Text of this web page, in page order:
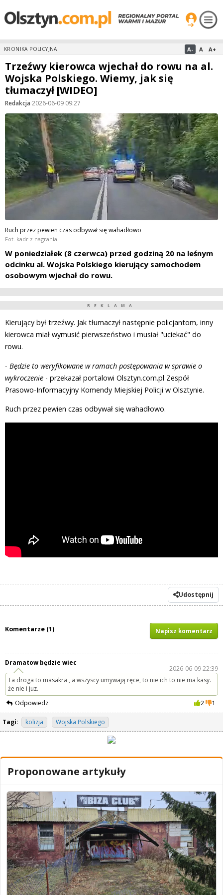
KRONIKA POLICYJNA A- A A+
Trzeźwy kierowca wjechał do rowu na al.
Wojska Polskiego. Wiemy, jak się
tłumaczył [WIDEO]
Redakcja·2026-06-09 09:27
Ruch przez pewien czas odbywał się wahadłowo
Fot. kadr z nagrania
W poniedziałek (8 czerwca) przed godziną 20 na leśnym
odcinku al. Wojska Polskiego kierujący samochodem
osobowym wjechał do rowu.
REKLAMA
Kierujący był trzeźwy. Jak tłumaczył następnie policjantom, inny
kierowca miał wymusić pierwszeństwo i musiał "uciekać" do
rowu.
- Będzie to weryfikowane w ramach postępowania w sprawie o
wykroczenie - przekazał portalowi Olsztyn.com.pl Zespół
Prasowo-Informacyjny Komendy Miejskiej Policji w Olsztynie.
Ruch przez pewien czas odbywał się wahadłowo.
Udostępnij
Komentarze (1) Napisz komentarz
Dramatow będzie wiec
2026-06-09 22:39
Ta droga to masakra , a wszyscy umywają ręce, to nie ich to nie ma kasy.
że nie i juz.
Odpowiedz
2 1
Tagi: kolizja Wojska Polskiego
Proponowane artykuły